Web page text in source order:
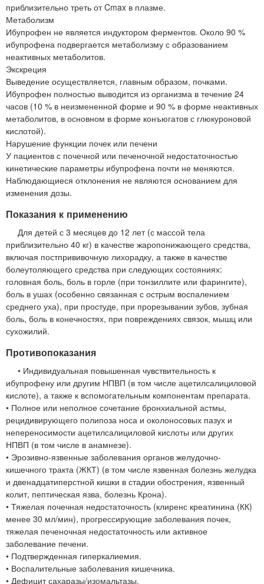
приблизительно треть от Cmax в плазме.
Метаболизм
Ибупрофен не является индуктором ферментов. Около 90 %
ибупрофена подвергается метаболизму с образованием
неактивных метаболитов.
Экскреция
Выведение осуществляется, главным образом, почками.
Ибупрофен полностью выводится из организма в течение 24
часов (10 % в неизмененной форме и 90 % в форме неактивных
метаболитов, в основном в форме конъюгатов с глюкуроновой
кислотой).
Нарушение функции почек или печени
У пациентов с почечной или печеночной недостаточностью
кинетические параметры ибупрофена почти не меняются.
Наблюдающиеся отклонения не являются основанием для
изменения дозы.
Показания к применению
Для детей с 3 месяцев до 12 лет (с массой тела
приблизительно 40 кг) в качестве жаропонижающего средства,
включая постпрививочную лихорадку, а также в качестве
болеутоляющего средства при следующих состояниях:
головная боль, боль в горле (при тонзиллите или фарингите),
боль в ушах (особенно связанная с острым воспалением
среднего уха), при простуде, при прорезывании зубов, зубная
боль, боль в конечностях, при повреждениях связок, мышц или
сухожилий.
Противопоказания
• Индивидуальная повышенная чувствительность к
ибупрофену или другим НПВП (в том числе ацетилсалициловой
кислоте), а также к вспомогательным компонентам препарата.
• Полное или неполное сочетание бронхиальной астмы,
рецидивирующего полипоза носа и околоносовых пазух и
непереносимости ацетилсалициловой кислоты или других
НПВП (в том числе в анамнезе).
• Эрозивно-язвенные заболевания органов желудочно-
кишечного тракта (ЖКТ) (в том числе язвенная болезнь желудка
и двенадцатиперстной кишки в стадии обострения, язвенный
колит, пептическая язва, болезнь Крона).
• Тяжелая почечная недостаточность (клиренс креатинина (КК)
менее 30 мл/мин), прогрессирующие заболевания почек,
тяжелая печеночная недостаточность или активное
заболевание печени.
• Подтвержденная гиперкалиемия.
• Воспалительные заболевания кишечника.
• Дефицит сахаразы/изомальтазы.